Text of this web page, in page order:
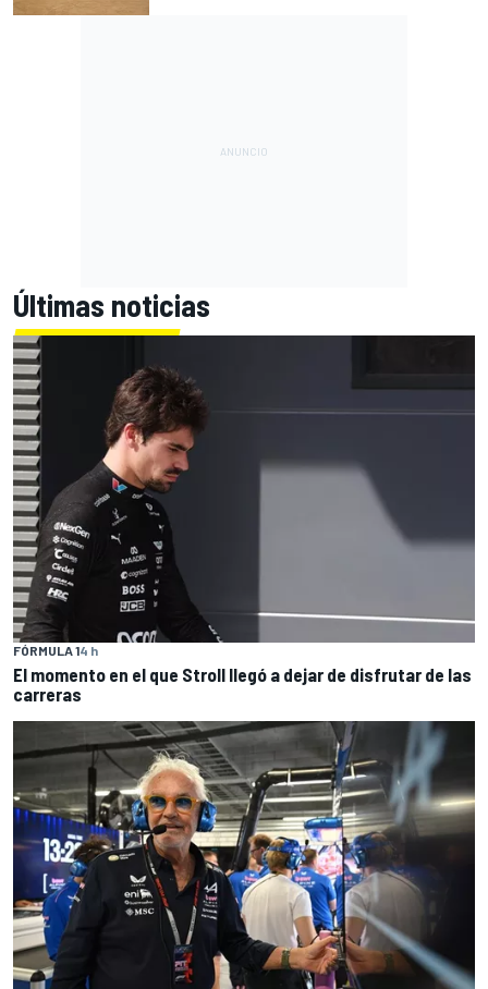
Últimas noticias
FÓRMULA 14 h
El momento en el que Stroll llegó a dejar de disfrutar de las
carreras